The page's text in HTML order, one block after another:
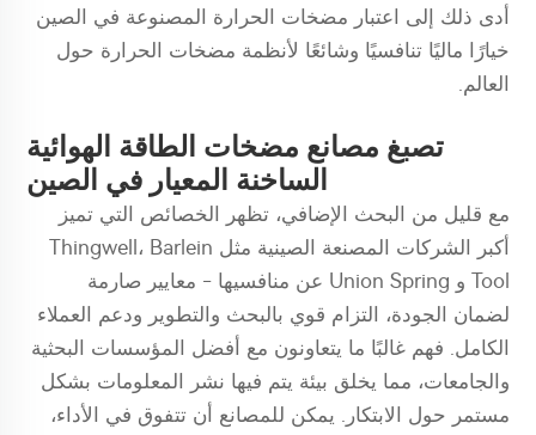
أدى ذلك إلى اعتبار مضخات الحرارة المصنوعة في الصين
خيارًا ماليًا تنافسيًا وشائعًا لأنظمة مضخات الحرارة حول
العالم.
تصبغ مصانع مضخات الطاقة الهوائية
الساخنة المعيار في الصين
مع قليل من البحث الإضافي، تظهر الخصائص التي تميز
أكبر الشركات المصنعة الصينية مثل Thingwell، Barlein
Tool و Union Spring عن منافسيها - معايير صارمة
لضمان الجودة، التزام قوي بالبحث والتطوير ودعم العملاء
الكامل. فهم غالبًا ما يتعاونون مع أفضل المؤسسات البحثية
والجامعات، مما يخلق بيئة يتم فيها نشر المعلومات بشكل
مستمر حول الابتكار. يمكن للمصانع أن تتفوق في الأداء،